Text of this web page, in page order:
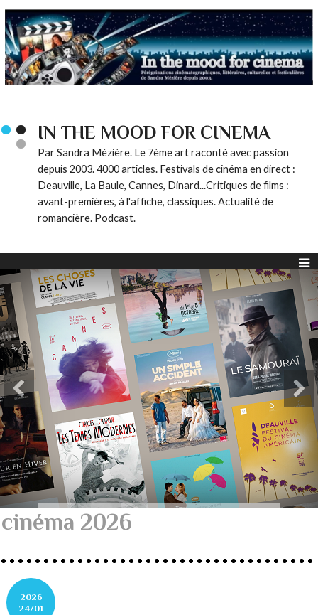
IN THE MOOD FOR CINEMA
Par Sandra Mézière. Le 7ème art raconté avec passion
depuis 2003. 4000 articles. Festivals de cinéma en direct :
Deauville, La Baule, Cannes, Dinard...Critiques de films :
avant-premières, à l'affiche, classiques. Actualité de
romancière. Podcast.
cinéma 2026
2026
24/01